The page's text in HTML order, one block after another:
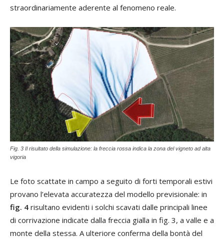
straordinariamente aderente al fenomeno reale.
Fig. 3 Il risultato della simulazione: la freccia rossa indica la zona del vigneto ad alta
vigoria
Le foto scattate in campo a seguito di forti temporali estivi
provano l’elevata accuratezza del modello previsionale: in
fig. 4 risultano evidenti i solchi scavati dalle principali linee
di corrivazione indicate dalla freccia gialla in fig. 3, a valle e a
monte della stessa. A ulteriore conferma della bontà del